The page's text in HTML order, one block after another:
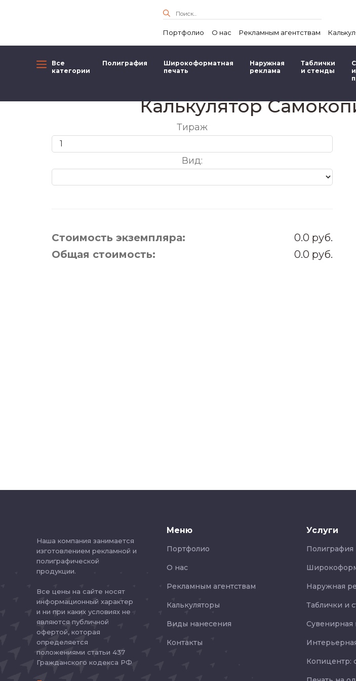
Портфолио О нас Рекламным агентствам
Полиграфия
Широкоформатная
печать
Наружная
реклама
Таблички
и стенды
Все
категории
Калькулятор
Тираж
Вид:
Стоимость экземпляра:
0.0
Общая стоимость:
0.0
Наша компания занимается
изготовлением рекламной и
полиграфической
продукции.
Все цены на сайте носят
информационный характер
и ни при каких условиях не
являются публичной
офертой, которая
определяется
положениями статьи 437
Гражданского кодекса РФ
Услуги
Полиграфия
Наружная
Таблички и
Сувенирная
Копицентр:
Меню
Портфолио
О нас
Рекламным агентствам
Калькуляторы
Виды нанесения
Контакты